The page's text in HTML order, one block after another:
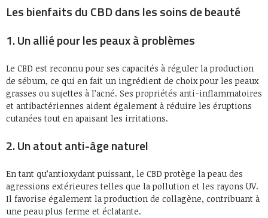
Les bienfaits du CBD dans les soins de beauté
1. Un allié pour les peaux à problèmes
Le CBD est reconnu pour ses capacités à réguler la production
de sébum, ce qui en fait un ingrédient de choix pour les peaux
grasses ou sujettes à l’acné. Ses propriétés anti-inflammatoires
et antibactériennes aident également à réduire les éruptions
cutanées tout en apaisant les irritations.
2. Un atout anti-âge naturel
En tant qu’antioxydant puissant, le CBD protège la peau des
agressions extérieures telles que la pollution et les rayons UV.
Il favorise également la production de collagène, contribuant à
une peau plus ferme et éclatante.